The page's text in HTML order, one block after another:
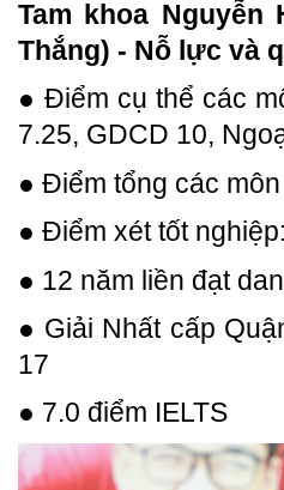
Tam khoa
Thắng) - Nỗ lực và
● Điểm cụ thể các
7.25, GDCD 10,
● Điểm tổng các
● Điểm xét tốt
● 12 năm liền đạt
● Giải Nhất cấp
17
● 7.0 điểm IELTS